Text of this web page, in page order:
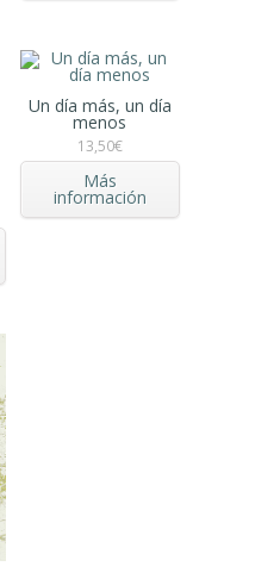
Un día más, un día
menos
13,50€
Más
información